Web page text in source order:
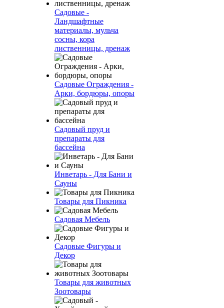
Садовые -
Ландшафтные
материалы, мульча
сосны, кора
лиственницы, дренаж
Садовые Ограждения -
Арки, бордюры, опоры
Садовый пруд и
препараты для
бассейна
Инветарь - Для Бани и
Сауны
Товары для Пикника
Садовая Мебель
Садовые Фигуры и
Декор
Товары для животных
Зоотовары